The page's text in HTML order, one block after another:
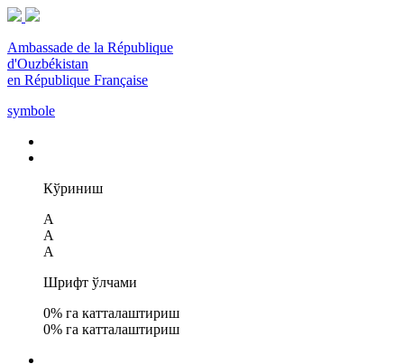
Ambassade de la République
d'Ouzbékistan
en République Française
symbole
Кўриниш
A
A
A
Шрифт ўлчами
0% га катталаштириш
0% га катталаштириш